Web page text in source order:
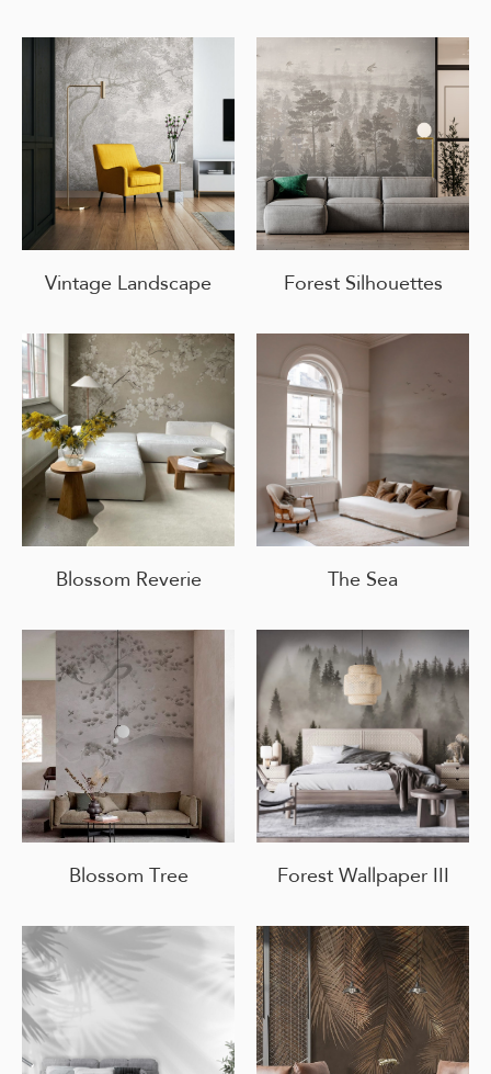
Vintage Landscape Forest Silhouettes
Blossom Reverie The Sea
Blossom Tree Forest Wallpaper III